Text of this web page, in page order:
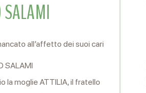
all’affetto dei suoi cari
SALAMI
la moglie ATTILIA, il fratello